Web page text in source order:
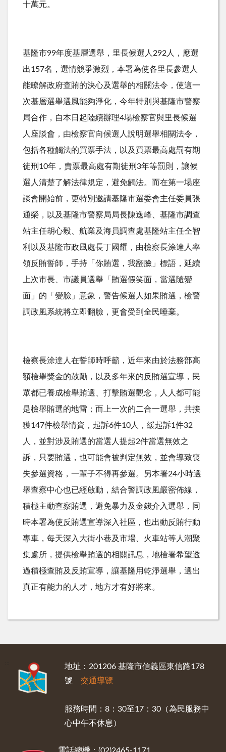
十萬元。
基隆市99年度基層選舉，里長候選人292人，應選
出157名，選情競爭激烈，本署為使各里長參選人
能瞭解政府查賄的決心及選舉的相關法令，使這一
次基層選舉選風能夠淨化，今年特別與基隆市警察
局合作，自本日起陸續辦理4場檢察官與里長候選
人座談會，由檢察官向候選人說明選舉相關法令，
包括各種觸法的買票手法，以及買票最高處罰有期
徒刑10年，賣票最高處有期徒刑3年等罰則，讓候
選人清楚了解法律規定，避免觸法。而在第一場座
談會開始前，更特別邀請基隆市選委會主任委員張
通榮，以及基隆市警察局局長陳逸峰、基隆市調查
站主任胡心毅、航業及海員調查處基隆站主任仝智
利以及基隆市政風處長丁國耀，由檢察長涂達人率
領反賄誓師，手持「你賄選，我翻臉」標語，延續
上次市長、市議員選舉「賄選假笑面，當選隨變
面」的「變臉」意象，警告候選人如果賄選，檢警
調政風系統將立即翻臉，更會受到全民唾棄。
檢察長涂達人在誓師時呼籲，近年來由於法務部高
額檢舉獎金的鼓勵，以及多年來的反賄選宣導，民
眾都已養成檢舉賄選、打擊賄選觀念，人人都可能
是檢舉賄選的地雷；而上一次的二合一選舉，共接
獲147件檢舉情資，起訴6件10人，緩起訴1件32
人，並對涉及賄選的當選人提起2件當選無效之
訴，只要賄選，也可能會被判定無效，並會導致喪
失參選資格，一輩子不得再參選。另本署24小時選
舉查察中心也已經啟動，結合警調政風嚴密佈線，
積極主動查察賄選，避免暴力及金錢介入選舉，同
時本署為使反賄選宣導深入社區，也出動反賄行動
專車，每天深入大街小巷及市場、火車站等人潮聚
集處所，提供檢舉賄選的相關訊息，地檢署希望透
過積極查賄及反賄宣導，讓基隆用乾淨選舉，選出
真正有能力的人才，地方才有好將來。
地址：201206 基隆市信義區東信路178
號 交通導覽
服務時間：8：30至17：30（為民服務中
心中午不休息）
電話總機：(02)2465-1171